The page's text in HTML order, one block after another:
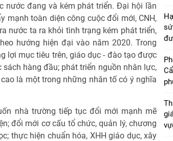
nước đang và kém phát triển. Đại hội lần
toàn diện công cuộc đổi mới, CNH,
nước ta ra khỏi tình trạng kém phát triển,
hướng hiện đại vào năm 2020. Trong
lợi mục tiêu trên, giáo dục - đào tạo được
hàng đầu; phát triển nguồn nhân lực,
là một trong những nhân tố có ý nghĩa
nhà trường tiếp tục đổi mới mạnh mẽ
đổi mới cơ cấu tổ chức, quản lý, chương
thực hiện chuẩn hóa, XHH giáo dục, xây